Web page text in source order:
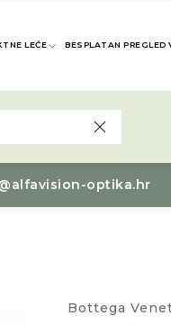
LEĆE BESPLATAN PREGLED
optika.hr
Bottega